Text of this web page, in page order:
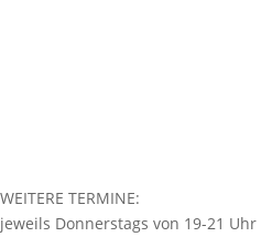
WEITERE TERMINE:
jeweils Donnerstags von 19-21 Uhr